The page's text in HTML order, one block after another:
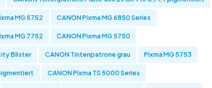
MG 5752 CANON Pixma MG 6850 Series
MG 7752 CANON Pixma MG 5750
Blister CANON Tintenpatrone grau Pixma MG 5753
CANON Pixma TS 5000 Series